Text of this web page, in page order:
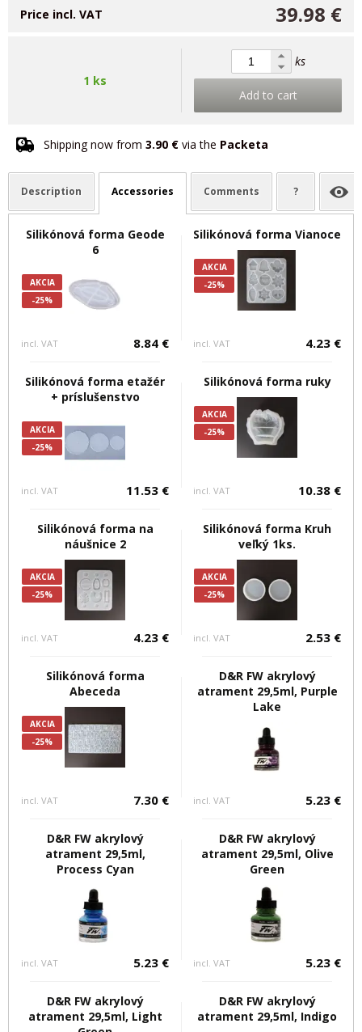
39.98 €
Price incl. VAT
1 ks
ks
Add to cart
Shipping now from 3.90 € via the Packeta
Description Accessories Comments ?
Silikónová forma Geode
6
AKCIA
-25%
incl. VAT 8.84 €
Silikónová forma Vianoce
AKCIA
-25%
incl. VAT 4.23 €
Silikónová forma etažér
+ príslušenstvo
AKCIA
-25%
incl. VAT 11.53 €
Silikónová forma ruky
AKCIA
-25%
incl. VAT 10.38 €
Silikónová forma na
náušnice 2
AKCIA
-25%
incl. VAT 4.23 €
Silikónová forma Kruh
veľký 1ks.
AKCIA
-25%
incl. VAT 2.53 €
Silikónová forma
Abeceda
AKCIA
-25%
incl. VAT 7.30 €
D&R FW akrylový
atrament 29,5ml, Purple
Lake
incl. VAT 5.23 €
D&R FW akrylový
atrament 29,5ml,
Process Cyan
incl. VAT 5.23 €
D&R FW akrylový
atrament 29,5ml, Olive
Green
incl. VAT 5.23 €
D&R FW akrylový
atrament 29,5ml, Light
D&R FW akrylový
atrament 29,5ml, Indigo